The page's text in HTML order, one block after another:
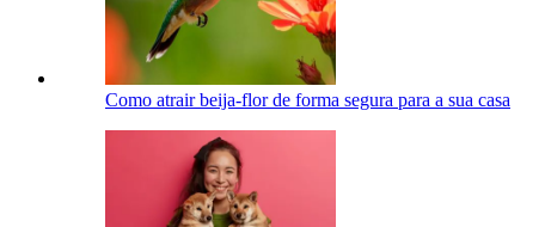
Como atrair beija-flor de forma segura para a sua casa